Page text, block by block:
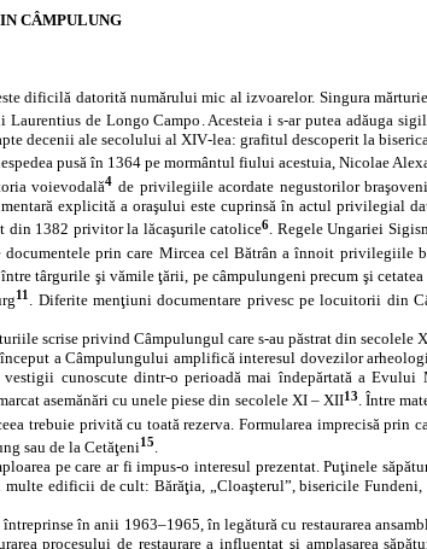
CÂMPULUNG
dificilă datorită numărului mic al izvoarelor. Singura
de Longo Campo. Acesteia i s‑ar putea adăuga
decenii ale secolului al XIV‑lea: grafitul descoperit la
pusă în 1364 pe mormântul fiului acestuia, Nicolae
voievodală4 de privilegiile acordate negustorilor
explicită a oraşului este cuprinsă în actul privilegial
din 1382 privitor la lăcaşurile catolice6. Regele Ungariei
documentele prin care Mircea cel Bătrân a înnoit privilegiile
târgurile şi vămile ţării, pe câmpulungeni precum şi
11 . Diferite menţiuni documentare privesc pe locuitorii din
scrise privind Câmpulungul care s‑au păstrat din secolele
a Câmpulungului amplifică interesul dovezilor
cunoscute dintr‑o perioadă mai îndepărtată a
asemănări cu unele piese din secolele XI – XII13. Între
trebuie privită cu toată rezerva. Formularea imprecisă prin
sau de la Cetăţeni15.
pe care ar fi impus-o interesul prezentat. Puţinele
edificii de cult: Bărăţia, „Cloaşterul”, bisericile Fundeni,
în anii 1963–1965, în legătură cu restaurarea
procesului de restaurare a influenţat şi amplasarea